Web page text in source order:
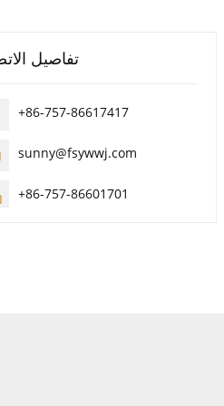
تفاصيل
+86-757-86617417
sunny@fsywwj.com
+86-757-86601701